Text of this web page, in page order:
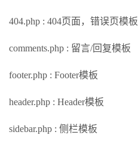
404.php : 404页面，错误页模板
comments.php : 留言/回复模板
footer.php : Footer模板
header.php : Header模板
sidebar.php : 侧栏模板